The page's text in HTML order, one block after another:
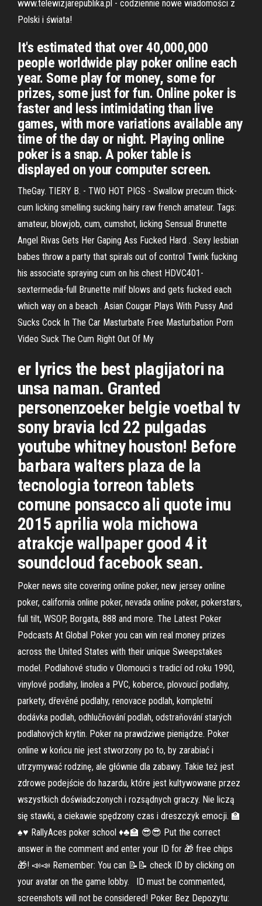
www.telewizjarepublika.pl - codziennie nowe wiadomości z
Polski i świata!
It's estimated that over 40,000,000
people worldwide play poker online each
year. Some play for money, some for
prizes, some just for fun. Online poker is
faster and less intimidating than live
games, with more variations available any
time of the day or night. Playing online
poker is a snap. A poker table is
displayed on your computer screen.
TheGay. TIERY B. - TWO HOT PIGS - Swallow precum thick-
cum licking smelling sucking hairy raw french amateur. Tags:
amateur, blowjob, cum, cumshot, licking Sensual Brunette
Angel Rivas Gets Her Gaping Ass Fucked Hard . Sexy lesbian
babes throw a party that spirals out of control Twink fucking
his associate spraying cum on his chest HDVC401-
sextermedia-full Brunette milf blows and gets fucked each
which way on a beach . Asian Cougar Plays With Pussy And
Sucks Cock In The Car Masturbate Free Masturbation Porn
Video Suck The Cum Right Out Of My
er lyrics the best plagijatori na
unsa naman. Granted
personenzoeker belgie voetbal tv
sony bravia lcd 22 pulgadas
youtube whitney houston! Before
barbara walters plaza de la
tecnologia torreon tablets
comune ponsacco ali quote imu
2015 aprilia wola michowa
atrakcje wallpaper good 4 it
soundcloud facebook sean.
Poker news site covering online poker, new jersey online
poker, california online poker, nevada online poker, pokerstars,
full tilt, WSOP, Borgata, 888 and more. The Latest Poker
Podcasts At Global Poker you can win real money prizes
across the United States with their unique Sweepstakes
model. Podlahové studio v Olomouci s tradicí od roku 1990,
vinylové podlahy, linolea a PVC, koberce, plovoucí podlahy,
parkety, dřevěné podlahy, renovace podlah, kompletní
dodávka podlah, odhlučňování podlah, odstraňování starých
podlahových krytin. Poker na prawdziwe pieniądze. Poker
online w końcu nie jest stworzony po to, by zarabiać i
utrzymywać rodzinę, ale głównie dla zabawy. Takie też jest
zdrowe podejście do hazardu, które jest kultywowane przez
wszystkich doświadczonych i rozsądnych graczy. Nie liczą
się stawki, a ciekawie spędzony czas i dreszczyk emocji. 🏫
♠♥ RallyAces poker school ♦♣🏫 😎😎 Put the correct
answer in the comment and enter your ID for 🎁 free chips
🎁! 📣📣 Remember: You can 📝📝 check ID by clicking on
your avatar on the game lobby. ️ ️ ID must be commented,
screenshots will not be considered! Poker Bez Depozytu: